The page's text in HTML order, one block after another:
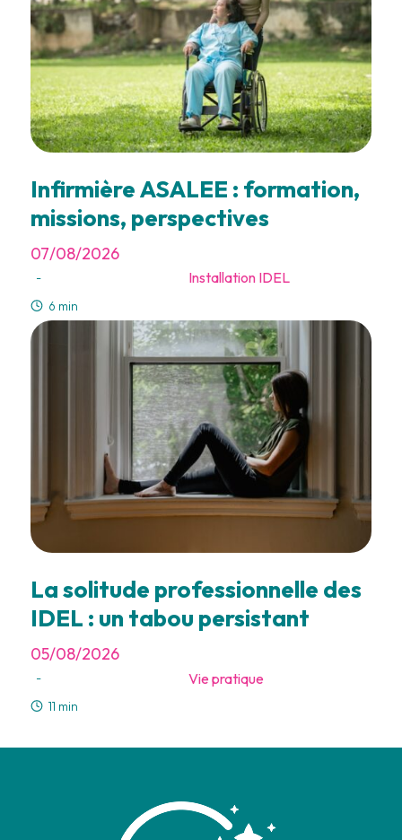
Infirmière ASALEE : formation,
missions, perspectives
07/08/2026
- Installation IDEL
6 min
La solitude professionnelle des
IDEL : un tabou persistant
05/08/2026
- Vie pratique
11 min